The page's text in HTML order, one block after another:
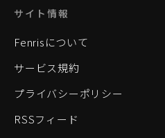
サイト情報
Fenrisについて
サービス規約
プライバシーポリシー
RSSフィード